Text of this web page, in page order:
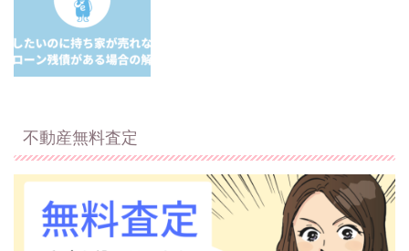
不動産無料査定